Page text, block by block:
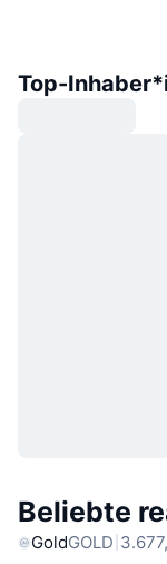
Top-
Beliebte
GoldGOLD